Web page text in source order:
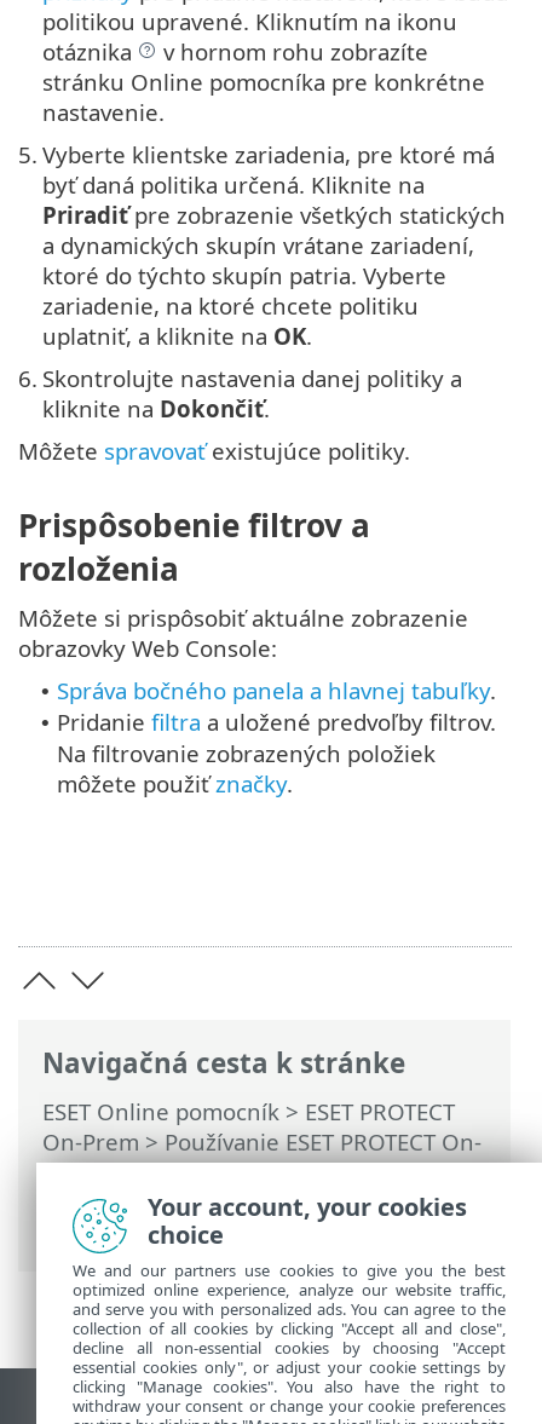
Navigačná cesta k stránke
ESET Online pomocník > ESET PROTECT
On-Prem>Používanie ESET PROTECT On-
Prem>Hlavné menu ESET PROTECT On-
Prem>Politiky > Vytvorenie novej
politiky
politikou upravené. Kliknutím na ikonu
otáznika
v hornom rohu zobrazíte
stránku Online pomocníka pre konkrétne
nastavenie.
5. Vyberte klientske zariadenia, pre ktoré má
byť daná politika určená. Kliknite na
Priradiťpre zobrazenie všetkých statických
a dynamických skupín vrátane zariadení,
ktoré do týchto skupín patria. Vyberte
zariadenie, na ktoré chcete politiku
uplatniť, a kliknite na OK.
6. Skontrolujte nastavenia danej politiky a
kliknite na Dokončiť.
Môžete spravovaťexistujúce politiky.
Prispôsobenie filtrov a
rozloženia
Môžete si prispôsobiť aktuálne zobrazenie
obrazovky Web Console:
• Správa bočného panela a hlavnej tabuľky.
• Pridanie filtra a uložené predvoľby filtrov.
Na filtrovanie zobrazených položiek
môžete použiťznačky.
Your account, your cookies
choice
We and our partners use cookies to give you the best
optimized online experience, analyze our website traffic,
and serve you with personalized ads. You can agree to the
collection of all cookies by clicking "Accept all and close",
decline all non-essential cookies by choosing "Accept
essential cookies only", or adjust your cookie settings by
clicking "Manage cookies". You also have the right to
withdraw your consent or change your cookie preferences